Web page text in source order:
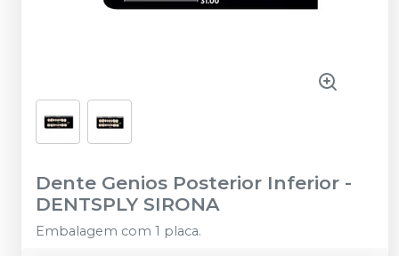
Dente Genios Posterior Inferior -
DENTSPLY SIRONA
Embalagem com 1 placa.